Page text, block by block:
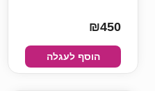
₪450
הוסף לעגלה